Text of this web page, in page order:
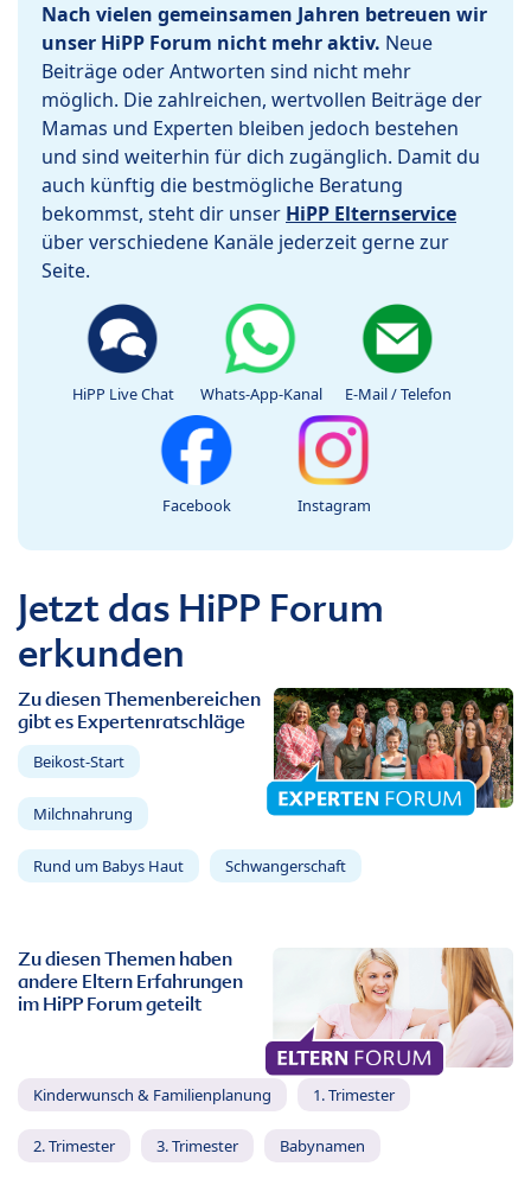
Nach vielen gemeinsamen Jahren betreuen wir
unser HiPP Forum nicht mehr aktiv. Neue
Beiträge oder Antworten sind nicht mehr
möglich. Die zahlreichen, wertvollen Beiträge der
Mamas und Experten bleiben jedoch bestehen
und sind weiterhin für dich zugänglich. Damit du
auch künftig die bestmögliche Beratung
bekommst, steht dir unser HiPP Elternservice
über verschiedene Kanäle jederzeit gerne zur
Seite.
HiPP Live Chat Whats-App-Kanal E-Mail / Telefon
Facebook Instagram
Jetzt das HiPP Forum
erkunden
Zu diesen Themenbereichen
gibt es Expertenratschläge
Beikost-Start
Milchnahrung
Rund um Babys Haut Schwangerschaft
Zu diesen Themen haben
andere Eltern Erfahrungen
im HiPP Forum geteilt
Kinderwunsch & Familienplanung 1. Trimester
2. Trimester 3. Trimester Babynamen